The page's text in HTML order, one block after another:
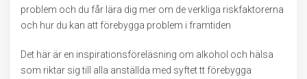
problem och du får lära dig mer om de verkliga riskfaktorerna
och hur du kan att förebygga problem i framtiden
Det här är en inspirationsföreläsning om alkohol och hälsa
som riktar sig till alla anställda med syftet tt förebygga